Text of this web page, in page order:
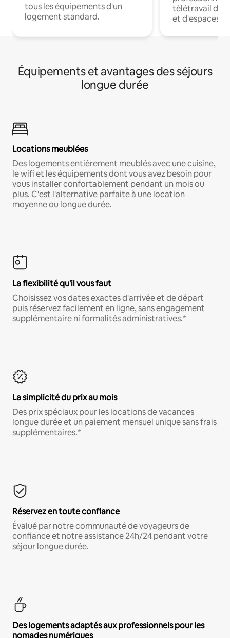
tous les équipements d'un
logement standard.
télétravail
et d'espaces
Équipements et avantages des séjours
longue durée
Locations meublées
Des logements entièrement meublés avec une cuisine,
le wifi et les équipements dont vous avez besoin pour
vous installer confortablement pendant un mois ou
plus. C'est l'alternative parfaite à une location
moyenne ou longue durée.
La flexibilité qu'il vous faut
Choisissez vos dates exactes d'arrivée et de départ
puis réservez facilement en ligne, sans engagement
supplémentaire ni formalités administratives.*
La simplicité du prix au mois
Des prix spéciaux pour les locations de vacances
longue durée et un paiement mensuel unique sans frais
supplémentaires.*
Réservez en toute confiance
Évalué par notre communauté de voyageurs de
confiance et notre assistance 24h/24 pendant votre
séjour longue durée.
Des logements adaptés aux professionnels pour les
nomades numériques